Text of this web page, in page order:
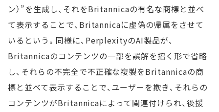
ン）”を生成し、それをBritannicaの有名な商標と並べ
て表示することで、Britannicaに虚偽の帰属をさせて
いるという。同様に、PerplexityのAI製品が、
Britannicaのコンテンツの一部を誤解を招く形で省略
し、それらの不完全で不正確な複製をBritannicaの商
標と並べて表示することで、ユーザーを欺き、それらの
コンテンツがBritannicaによって関連付けられ、後援